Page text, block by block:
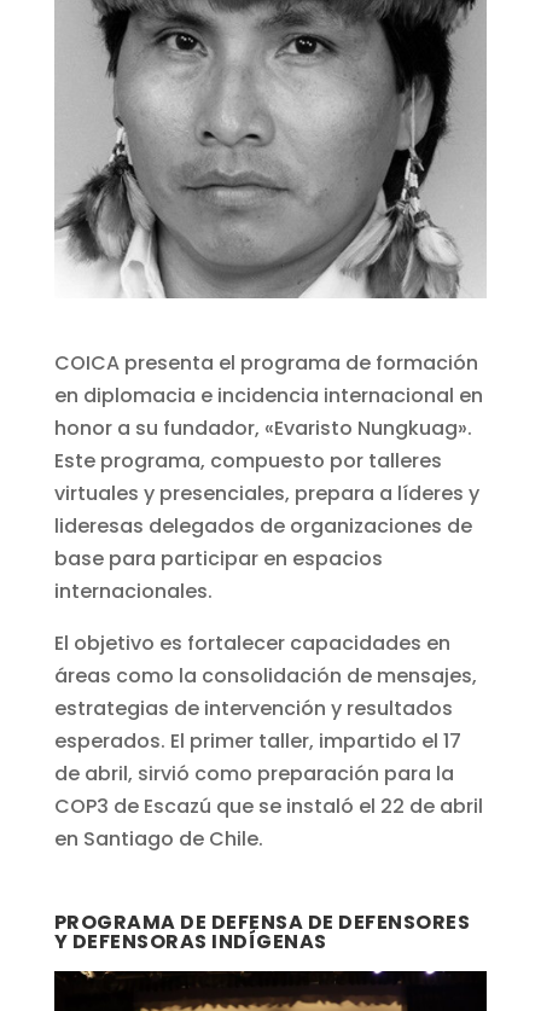
COICA presenta el programa de formación
en diplomacia e incidencia internacional en
honor a su fundador, «Evaristo Nungkuag».
Este programa, compuesto por talleres
virtuales y presenciales, prepara a líderes y
lideresas delegados de organizaciones de
base para participar en espacios
internacionales.
El objetivo es fortalecer capacidades en
áreas como la consolidación de mensajes,
estrategias de intervención y resultados
esperados. El primer taller, impartido el 17
de abril, sirvió como preparación para la
COP3 de Escazú que se instaló el 22 de abril
en Santiago de Chile.
PROGRAMA DE DEFENSA DE DEFENSORES
Y DEFENSORAS INDÍGENAS